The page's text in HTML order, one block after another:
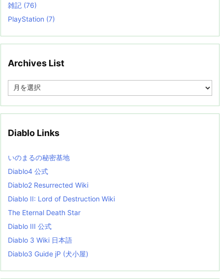
雑記 (76)
PlayStation (7)
Archives List
e
i
s
t
Diablo Links
いのまるの秘密基地
Diablo4 公式
Diablo2 Resurrected Wiki
Diablo II: Lord of Destruction Wiki
The Eternal Death Star
Diablo III 公式
Diablo 3 Wiki 日本語
Diablo3 Guide jP (犬小屋)